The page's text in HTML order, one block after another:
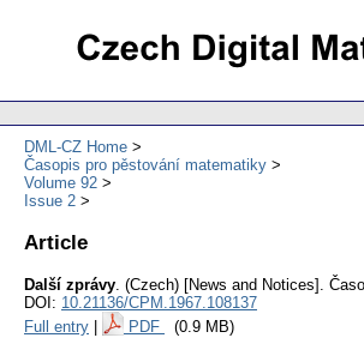
DML-CZ Home
Časopis pro pěstování matematiky
Volume 92
Issue 2
Article
Další zprávy. (Czech) [News and Notices].
DOI: 10.21136/CPM.1967.108137
Full entry
PDF (0.9 MB)